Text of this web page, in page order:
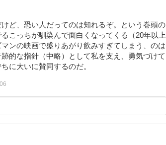
ど、恐い人だってのは知れるぞ。という巻頭の
こっちが馴染んで面白くなってくる（20年以上
ンの映画で盛りあがり飲みすぎてしまう、のは
的な指針（中略）として私を支え、勇気づけて
に大いに賛同するのだ。